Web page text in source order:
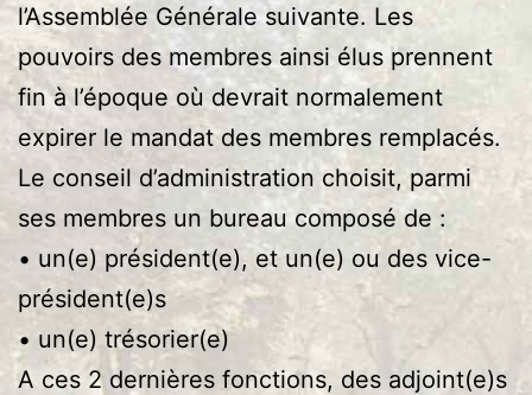
l’Assemblée Générale suivante. Les
pouvoirs des membres ainsi élus prennent
fin à l’époque où devrait normalement
expirer le mandat des membres remplacés.
Le conseil d’administration choisit, parmi
ses membres un bureau composé de :
• un(e) président(e), et un(e) ou des vice-
président(e)s
• un(e) trésorier(e)
A ces 2 dernières fonctions, des adjoint(e)s